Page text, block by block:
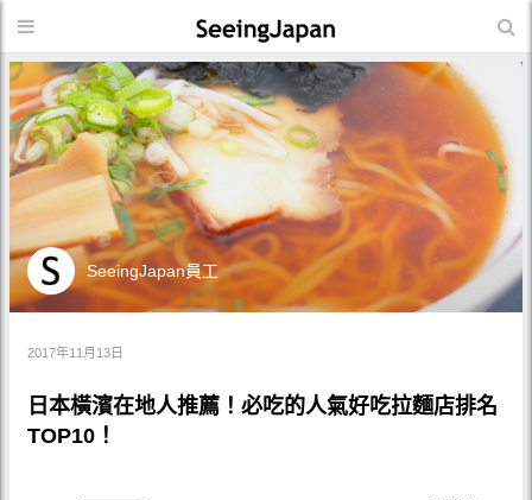
SeeingJapan員工
2017年11月13日
日本橫濱在地人推薦！必吃的人氣好吃拉麵店排名
TOP10！